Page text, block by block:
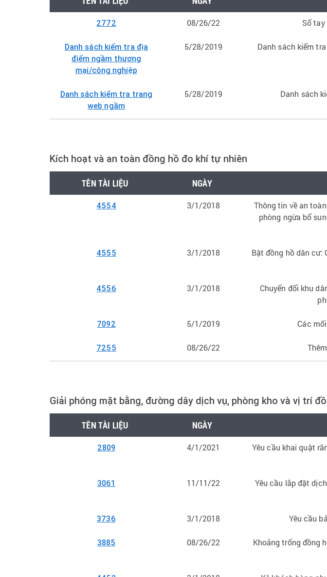
2772 08/26/22 Sổ
Danh sách kiểm tra địa
điểm ngầm thương
mại/công nghiệp
5/28/2019
Danh sách kiểm
Danh sách kiểm tra trang
web ngầm
5/28/2019 Danh sách
Kích hoạt và an toàn đồng hồ đo khí tự nhiên
TÊN TÀI LIỆU NGÀY
4554 3/1/2018
Thông tin về an
phòng ngừa bổ
4555 3/1/2018
Bật đồng hồ dân cư:
4556 3/1/2018
Chuyển đổi khu
7092 5/1/2019 Các
7255 08/26/22
Giải phóng mặt bằng, đường dây dịch vụ, phòng kho và vị trí
TÊN TÀI LIỆU NGÀY
2809 4/1/2021
Yêu cầu khai quật
3061 11/11/22
Yêu cầu lắp đặt
3736 3/1/2018 Yêu cầu
3885 08/26/22
Khoảng trống đồng